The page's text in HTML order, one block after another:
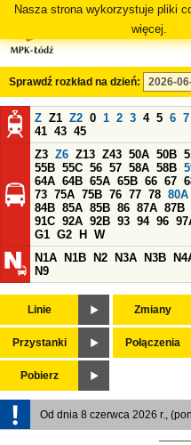
Nasza strona wykorzystuje pliki
więcej.
Sprawdź rozkład na dzień:
Z Z1 Z2 0 1 2 3 4 5 6 7
41 43 45
Z3 Z6 Z13 Z43 50A 50B
55B 55C 56 57 58A 58B
64A 64B 65A 65B 66 67
73 75A 75B 76 77 78 80A
84B 85A 85B 86 87A 87B
91C 92A 92B 93 94 96
G1 G2 H
W
N1A
N1B N2 N3A N3B
N9
Linie Zmiany
Przystanki Połączenia
Pobierz
Od dnia 8 czerwca 2026 r.,